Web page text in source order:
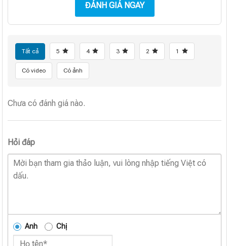
ĐÁNH GIÁ NGAY
Tất cả 5 4 3 2 1
Có video Có ảnh
Chưa có đánh giá nào.
Hỏi đáp
Anh Chị